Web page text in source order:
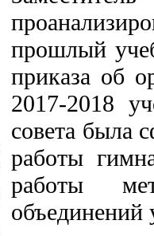
Чебаненко Глеб стал
областных
Музафаров Пётр стал
прошлый
приказа об
2017-2018
совета была
работы
работы
объединений